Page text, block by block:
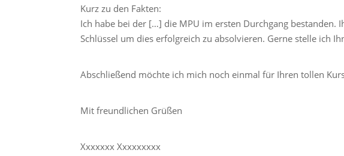
Kurz zu den Fakten:
Ich habe bei der […] die MPU im ersten Durchgang bestanden.
Schlüssel um dies erfolgreich zu absolvieren. Gerne stelle ich
Abschließend möchte ich mich noch einmal für Ihren tollen
Mit freundlichen Grüßen
Xxxxxxx Xxxxxxxxx